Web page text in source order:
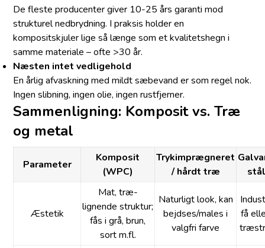
De fleste producenter giver 10-25 års garanti mod
strukturel nedbrydning. I praksis holder en
kompositskjuler lige så længe som et kvalitetshegn i
samme materiale – ofte >30 år.
Næsten intet vedligehold
En årlig afvaskning med mildt sæbevand er som regel nok.
Ingen slibning, ingen olie, ingen rustfjerner.
Sammenligning: Komposit vs. Træ
og metal
Parameter
Komposit
(WPC)
Trykimprægneret
/ hårdt træ
Æstetik
Mat, træ-
lignende struktur;
fås i grå, brun,
sort m.fl.
Naturligt look, kan
bejdses/males i
valgfri farve
få